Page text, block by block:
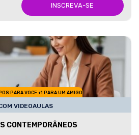
INSCREVA-SE
PARA VOCE +1 PARA UM AMIGO
VIDEOAULAS
CONTEMPORÂNEOS